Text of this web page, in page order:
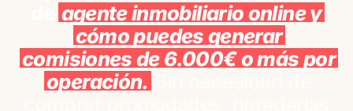
agente inmobiliario online y
cómo puedes generar
comisiones de 6.000€ o más por
operación.